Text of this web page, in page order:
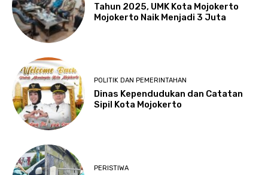
Tahun 2025, UMK Kota Mojokerto
Mojokerto Naik Menjadi 3 Juta
POLITIK DAN PEMERINTAHAN
Dinas Kependudukan dan Catatan
Sipil Kota Mojokerto
PERISTIWA